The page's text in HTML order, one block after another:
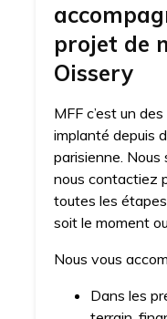
projet de
Oissery
MFF c’est un
implanté depuis
parisienne. Nous
nous contactiez
toutes les
soit le moment
Nous vous
Dans les